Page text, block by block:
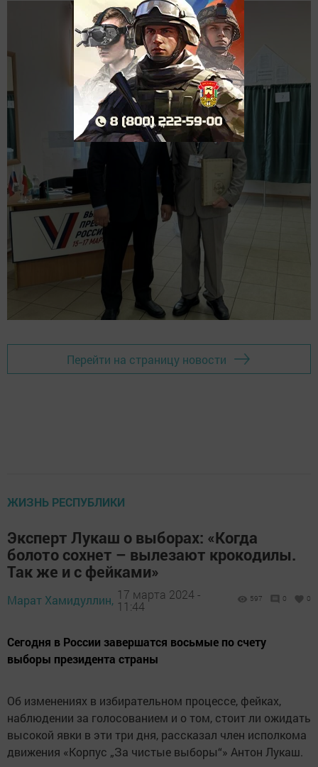
Перейти на страницу новости
ЖИЗНЬ РЕСПУБЛИКИ
Эксперт Лукаш о выборах: «Когда
болото сохнет – вылезают крокодилы.
Так же и с фейками»
Марат Хамидуллин, 17 марта 2024 -
11:44
597 0 0
Сегодня в России завершатся восьмые по счету
выборы президента страны
Об изменениях в избирательном процессе, фейках,
наблюдении за голосованием и о том, стоит ли ожидать
высокой явки в эти три дня, рассказал член исполкома
движения «Корпус „За чистые выборы“» Антон Лукаш.